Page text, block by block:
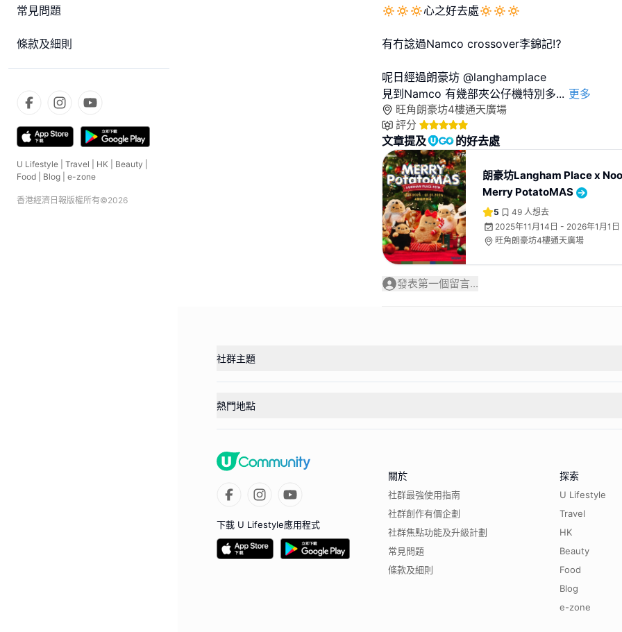
常見問題
條款及細則
U Lifestyle Travel HK Beauty
Food
Blog e-zone
香港經濟日報版權所有©2026
🔅🔅🔅心之好去處🔅🔅🔅
有冇諗過Namco crossover李錦記⁉️
呢日經過朗豪坊 @langhamplace
見到Namco 有幾部夾公仔機特別多... 更多
旺角朗豪坊4樓通天廣場
評分
文章提及 的好去處
朗豪坊Langham Place x
Merry PotatoMAS
5 49 人想去
2025年11月14日 - 2026年1月1日
旺角朗豪坊4樓通天廣場
發表第一個留言...
社群主題
熱門地點
下載 U Lifestyle應用程式
關於
社群最強使用指南
社群創作有價企劃
社群焦點功能及升級計劃
常見問題
條款及細則
探索
U Lifestyle
Travel
HK
Beauty
Food
Blog
e-zone